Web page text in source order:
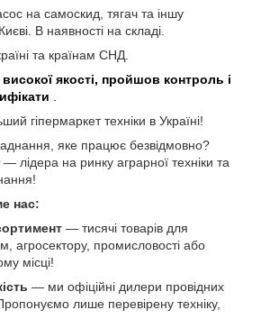
на самоскид, тягач та іншу
В наявності на складі.
та країнам СНД.
високої якості, пройшов контроль і
.
гіпермаркет техніки в Україні!
яке працює безвідмовно?
— лідера на ринку аграрної техніки та
нас:
— тисячі товарів для
агросектору, промисловості або
місці!
— ми офіційні дилери провідних
лише перевірену техніку,